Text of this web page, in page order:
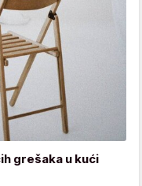
grešaka u kući